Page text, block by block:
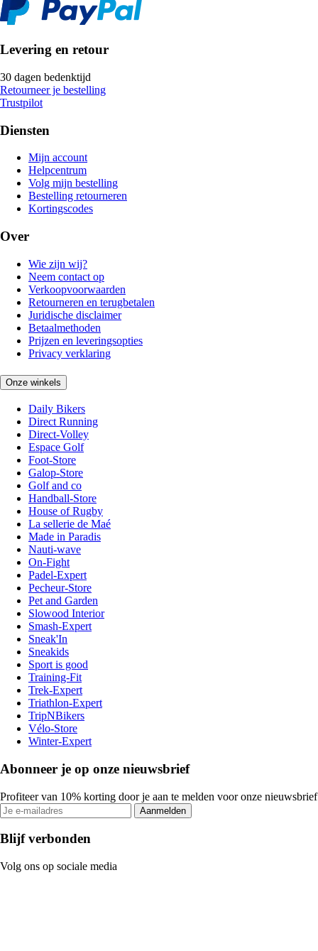
Levering en retour
30 dagen bedenktijd
Retourneer je bestelling
Trustpilot
Diensten
Mijn account
Helpcentrum
Volg mijn bestelling
Bestelling retourneren
Kortingscodes
Over
Wie zijn wij?
Neem contact op
Verkoopvoorwaarden
Retourneren en terugbetalen
Juridische disclaimer
Betaalmethoden
Prijzen en leveringsopties
Privacy verklaring
Onze winkels
Daily Bikers
Direct Running
Direct-Volley
Espace Golf
Foot-Store
Galop-Store
Golf and co
Handball-Store
House of Rugby
La sellerie de Maé
Made in Paradis
Nauti-wave
On-Fight
Padel-Expert
Pecheur-Store
Pet and Garden
Slowood Interior
Smash-Expert
Sneak'In
Sneakids
Sport is good
Training-Fit
Trek-Expert
Triathlon-Expert
TripNBikers
Vélo-Store
Winter-Expert
Abonneer je op onze nieuwsbrief
Profiteer van 10% korting door je aan te melden voor onze nieuwsbrief
Aanmelden
Blijf verbonden
Volg ons op sociale media